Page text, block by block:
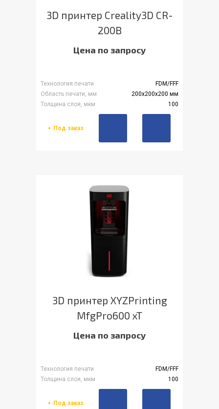
3D принтер Creality3D CR-
200B
Цена по запросу
Технология печати
FDM/FFF
Область печати, мм
200х200х200 мм
Толщина слоя, мкм
100
Под заказ
3D принтер XYZPrinting
MfgPro600 xT
Цена по запросу
Технология печати
FDM/FFF
Толщина слоя, мкм
100
Под заказ